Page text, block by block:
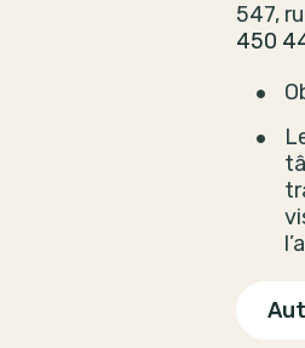
547,
450